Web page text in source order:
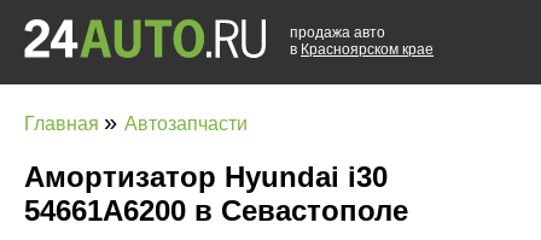
продажа авто
в Красноярском крае
Главная » Автозапчасти
Амортизатор Hyundai i30
54661A6200 в Севастополе